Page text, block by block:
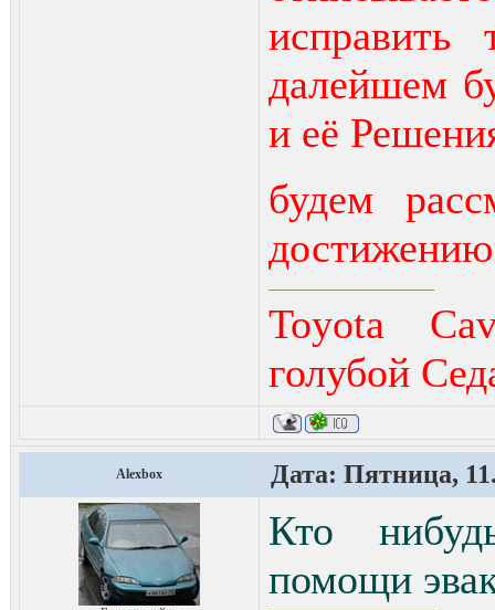
далейшем
и её
будем
достижению
Toyota
голубой
Alexbox Дата: Пятница,
Кто
помощи